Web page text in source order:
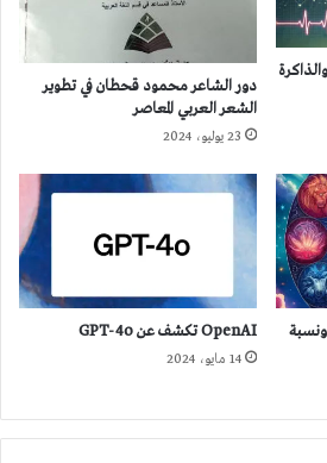
دور الشاعر محمود قحطان في تطوير
الشعر العربي المعاصر
23 يوليو، 2024
ونسبة
OpenAI تكشف عن GPT-4o
14 مايو، 2024